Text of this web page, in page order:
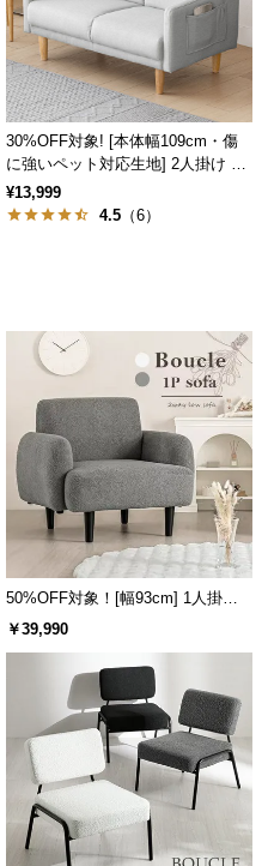
30%OFF対象! [本体幅109cm・傷
に強いペット対応生地] 2人掛け コ
ンパクトソファ ポケット付き
¥13,999
4.5 （6）
50%OFF対象！[幅93cm] 1人掛け
ソファ
￥39,990